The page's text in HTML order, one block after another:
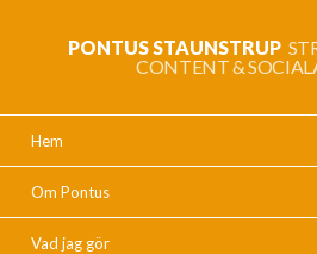
PONTUS STAUNSTRUP
CONTENT &
Hem
Om Pontus
Vad jag gör